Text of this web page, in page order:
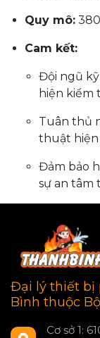
Quy mô:
Cam kết:
Đội ngũ
hiện kiểm
Tuân thủ
thuật hiện
Đảm bảo
sự an tâm
Đại lý thiết bị
Bình thuộc
Cơ sở 1: